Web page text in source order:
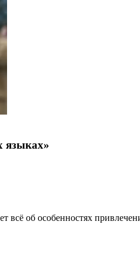
языках»
об особенностях